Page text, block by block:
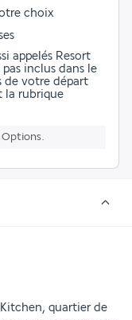
choix
appelés Resort
inclus dans le
de votre départ
la rubrique
Options.
Kitchen, quartier de